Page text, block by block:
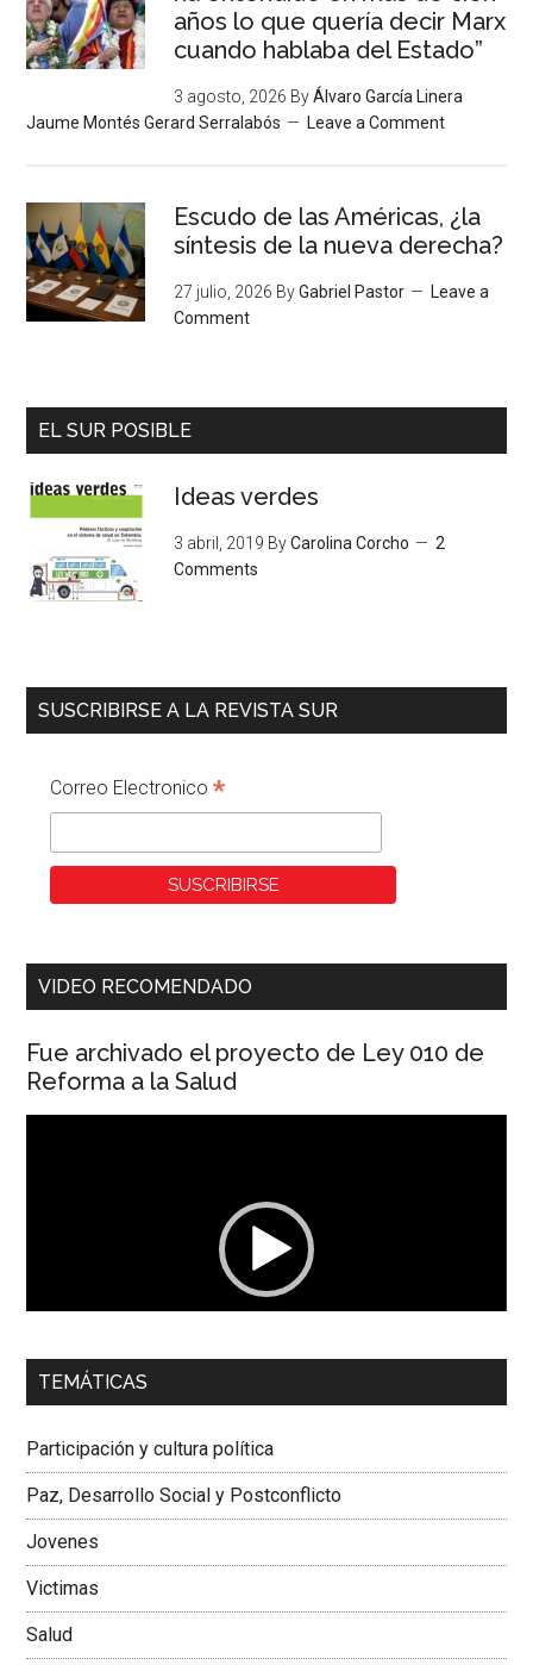
años lo que quería decir Marx
cuando hablaba del Estado”
3 agosto, 2026 ByÁlvaro García Linera
Jaume Montés Gerard Serralabós
Leave a Comment
Escudo de las Américas, ¿la
síntesis de la nueva derecha?
27 julio, 2026 ByGabriel Pastor
Leave a
Comment
EL SUR POSIBLE
Ideas verdes
3 abril, 2019 ByCarolina Corcho
2
Comments
SUSCRIBIRSE A LA REVISTA SUR
Correo Electronico*
VIDEO RECOMENDADO
Fue archivado el proyecto de Ley 010 de
Reforma a la Salud
00:00 01:04
Dra. Carolina Corcho Mejía,Presidenta Corporación
Colombiana
TEMÁTICAS
Participación y cultura política
Paz, Desarrollo Social y Postconflicto
Jovenes
Victimas
Salud